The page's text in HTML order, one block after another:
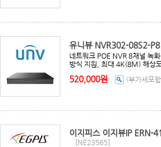
유니뷰 NVR302-08S2-P8
네트워크 POE NVR 8채널
방식 지원, 최대 4K(8M) 해상
520,000원 (부가세포
이지피스 이지뷰IP ERN-
[NE23565]